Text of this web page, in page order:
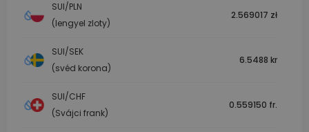
SUI/PLN
(lengyel zloty)
2.569017 zł
SUI/SEK
(svéd korona)
6.5488 kr
SUI/CHF
(Svájci frank)
0.559150 fr.